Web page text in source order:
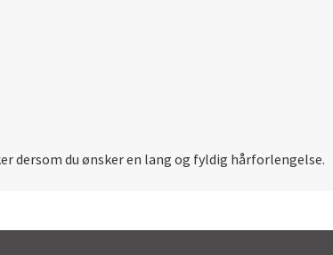
dersom du ønsker en lang og fyldig hårforlengelse.